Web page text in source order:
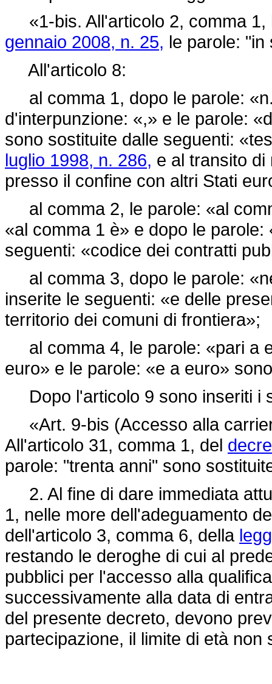
«1-bis. All'articolo 2, comma 1,
gennaio 2008, n. 25, le parole:
All'articolo 8:
al comma 1, dopo le parole:
d'interpunzione: «,» e le parole: «
sono sostituite dalle seguenti:
luglio 1998, n. 286, e al transito di
presso il confine con altri Stati
al comma 2, le parole: «al
«al comma 1 è» e dopo le
seguenti: «codice dei contratti
al comma 3, dopo le parole:
inserite le seguenti: «e delle
territorio dei comuni di frontiera»;
al comma 4, le parole: «pari a
euro» e le parole: «e a euro»
Dopo l'articolo 9 sono inseriti i
«Art. 9-bis (Accesso alla
All'articolo 31, comma 1, del
parole: "trenta anni" sono
2. Al fine di dare immediata
1, nelle more dell'adeguamento
dell'articolo 3, comma 6, della
restando le deroghe di cui al
pubblici per l'accesso alla
successivamente alla data di
del presente decreto, devono
partecipazione, il limite di età